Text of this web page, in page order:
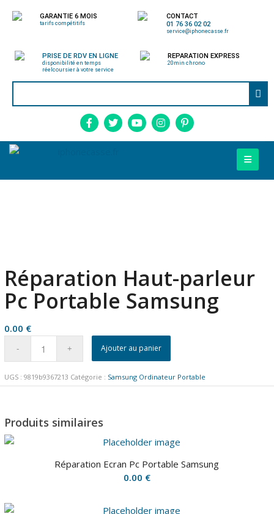
GARANTIE 6 MOIS
tarifs compétitifs
CONTACT
01 76 36 02 02
service@iphonecasse.fr
PRISE DE RDV EN LIGNE
disponibilité en temps
réelcoursier à votre service
REPARATION EXPRESS
20min chrono
Réparation Haut-parleur
Pc Portable Samsung
0.00 €
Ajouter au panier
UGS : 9819b9367213 Catégorie : Samsung Ordinateur Portable
Produits similaires
Réparation Ecran Pc Portable Samsung
0.00 €